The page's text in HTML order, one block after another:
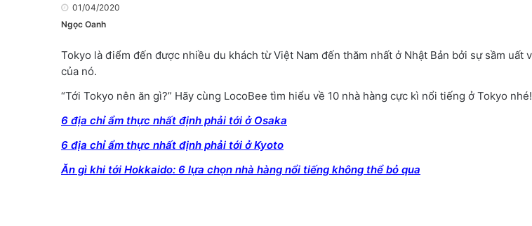
01/04/2020
Ngọc Oanh
Tokyo là điểm đến được nhiều du khách từ Việt Nam đến thăm nhất ở Nhật Bản bởi sự sầm uất
của nó.
“Tới Tokyo nên ăn gì?” Hãy cùng LocoBee tìm hiểu về 10 nhà hàng cực kì nổi tiếng ở Tokyo nhé!
6 địa chỉ ẩm thực nhất định phải tới ở Osaka
6 địa chỉ ẩm thực nhất định phải tới ở Kyoto
Ăn gì khi tới Hokkaido: 6 lựa chọn nhà hàng nổi tiếng không thể bỏ qua